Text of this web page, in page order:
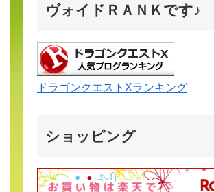
ヴォイドＲＡＮＫです♪
ドラゴンクエストXランキング
ショッピング